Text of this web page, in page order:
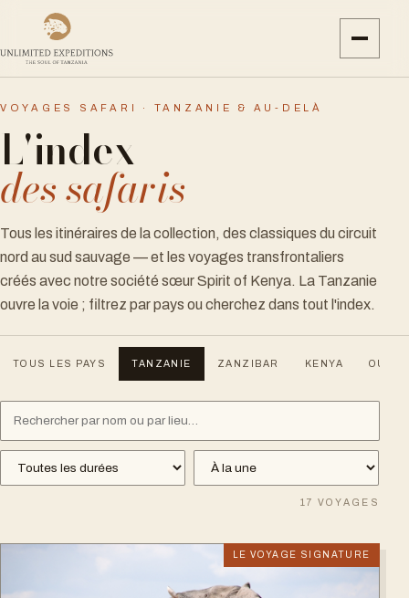
VOYAGES SAFARI · TANZANIE & AU-DELÀ
L'index
des safaris
Tous les itinéraires de la collection, des classiques du circuit
nord au sud sauvage — et les voyages transfrontaliers
créés avec notre société sœur Spirit of Kenya. La Tanzanie
ouvre la voie ; filtrez par pays ou cherchez dans tout l'index.
TOUS LES PAYS TANZANIE ZANZIBAR KENYA
17 VOYAGES
LE VOYAGE SIGNATURE